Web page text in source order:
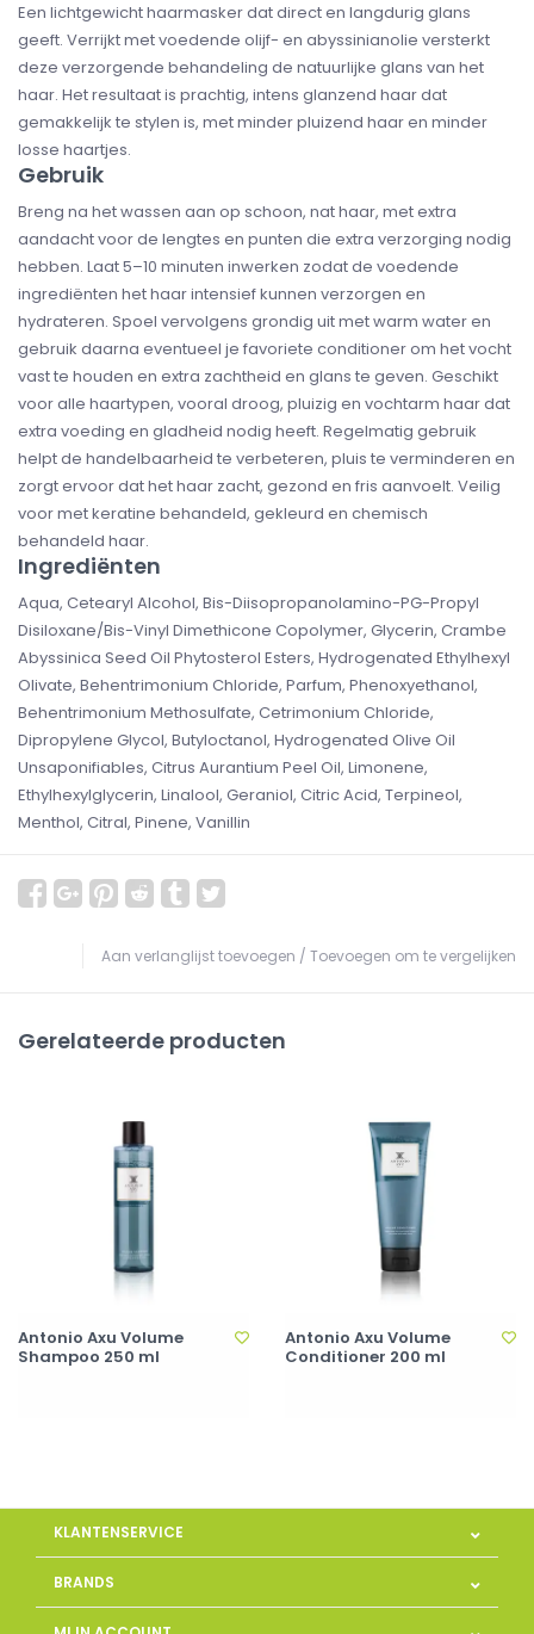
Een lichtgewicht haarmasker dat direct en langdurig glans
geeft. Verrijkt met voedende olijf- en abyssinianolie versterkt
deze verzorgende behandeling de natuurlijke glans van het
haar. Het resultaat is prachtig, intens glanzend haar dat
gemakkelijk te stylen is, met minder pluizend haar en minder
losse haartjes.
Gebruik
Breng na het wassen aan op schoon, nat haar, met extra
aandacht voor de lengtes en punten die extra verzorging nodig
hebben. Laat 5–10 minuten inwerken zodat de voedende
ingrediënten het haar intensief kunnen verzorgen en
hydrateren. Spoel vervolgens grondig uit met warm water en
gebruik daarna eventueel je favoriete conditioner om het vocht
vast te houden en extra zachtheid en glans te geven. Geschikt
voor alle haartypen, vooral droog, pluizig en vochtarm haar dat
extra voeding en gladheid nodig heeft. Regelmatig gebruik
helpt de handelbaarheid te verbeteren, pluis te verminderen en
zorgt ervoor dat het haar zacht, gezond en fris aanvoelt. Veilig
voor met keratine behandeld, gekleurd en chemisch
behandeld haar.
Ingrediënten
Aqua, Cetearyl Alcohol, Bis-Diisopropanolamino-PG-Propyl
Disiloxane/Bis-Vinyl Dimethicone Copolymer, Glycerin, Crambe
Abyssinica Seed Oil Phytosterol Esters, Hydrogenated Ethylhexyl
Olivate, Behentrimonium Chloride, Parfum, Phenoxyethanol,
Behentrimonium Methosulfate, Cetrimonium Chloride,
Dipropylene Glycol, Butyloctanol, Hydrogenated Olive Oil
Unsaponifiables, Citrus Aurantium Peel Oil, Limonene,
Ethylhexylglycerin, Linalool, Geraniol, Citric Acid, Terpineol,
Menthol, Citral, Pinene, Vanillin
Aan verlanglijst toevoegen / Toevoegen om te vergelijken
Gerelateerde producten
Antonio Axu Volume
Shampoo 250 ml
Antonio Axu Volume
Conditioner 200 ml
KLANTENSERVICE
BRANDS